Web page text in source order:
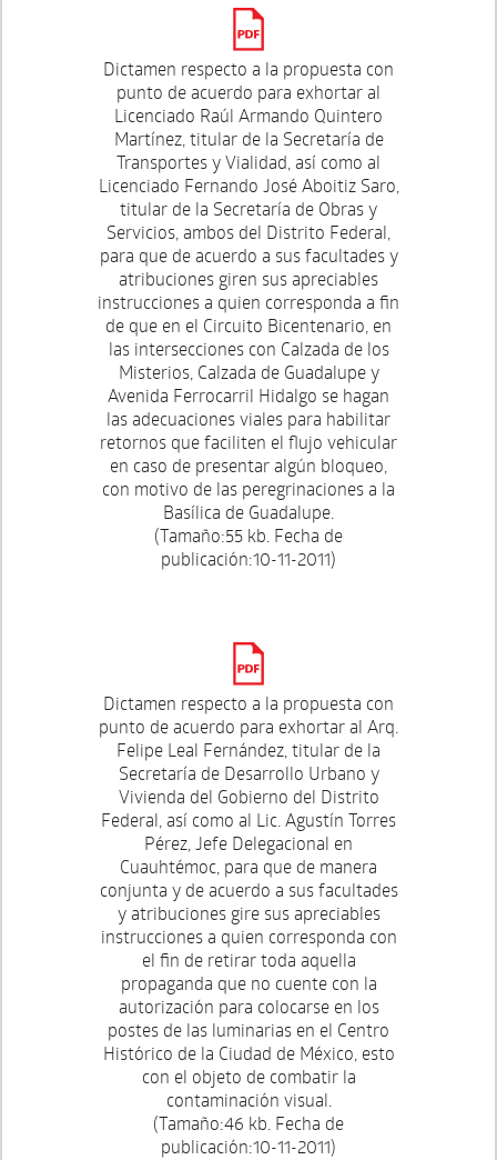
Dictamen respecto a la propuesta con
punto de acuerdo para exhortar al
Licenciado Raúl Armando Quintero
Martínez, titular de la Secretaría de
Transportes y Vialidad, así como al
Licenciado Fernando José Aboitiz Saro,
titular de la Secretaría de Obras y
Servicios, ambos del Distrito Federal,
para que de acuerdo a sus facultades y
atribuciones giren sus apreciables
instrucciones a quien corresponda a fin
de que en el Circuito Bicentenario, en
las intersecciones con Calzada de los
Misterios, Calzada de Guadalupe y
Avenida Ferrocarril Hidalgo se hagan
las adecuaciones viales para habilitar
retornos que faciliten el flujo vehicular
en caso de presentar algún bloqueo,
con motivo de las peregrinaciones a la
Basílica de Guadalupe.
(Tamaño:55 kb. Fecha de
publicación:10-11-2011)
Dictamen respecto a la propuesta con
punto de acuerdo para exhortar al Arq.
Felipe Leal Fernández, titular de la
Secretaría de Desarrollo Urbano y
Vivienda del Gobierno del Distrito
Federal, así como al Lic. Agustín Torres
Pérez, Jefe Delegacional en
Cuauhtémoc, para que de manera
conjunta y de acuerdo a sus facultades
y atribuciones gire sus apreciables
instrucciones a quien corresponda con
el fin de retirar toda aquella
propaganda que no cuente con la
autorización para colocarse en los
postes de las luminarias en el Centro
Histórico de la Ciudad de México, esto
con el objeto de combatir la
contaminación visual.
(Tamaño:46 kb. Fecha de
publicación:10-11-2011)